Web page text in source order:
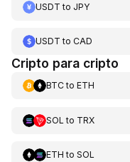
USDT to JPY
USDT to CAD
Cripto para cripto
BTCto ETH
SOL to TRX
ETH to SOL